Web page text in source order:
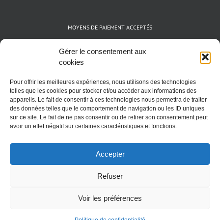
Gérer le consentement aux
cookies
Pour offrir les meilleures expériences, nous utilisons des technologies
telles que les cookies pour stocker et/ou accéder aux informations des
appareils. Le fait de consentir à ces technologies nous permettra de traiter
des données telles que le comportement de navigation ou les ID uniques
sur ce site. Le fait de ne pas consentir ou de retirer son consentement peut
avoir un effet négatif sur certaines caractéristiques et fonctions.
Accepter
Refuser
Voir les préférences
MOYENS DE PAIEMENT ACCEPTÉS
Espèces (EUR)
Cartes bancaires (VISA, Mastercard et AMEX)
Cryptomonnaies (BTC)